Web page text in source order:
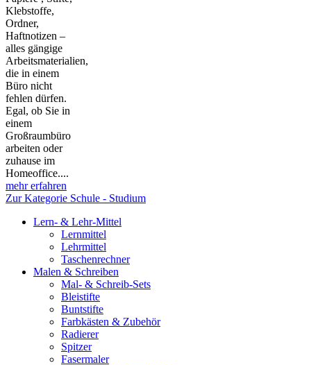
Klebstoffe,
Ordner,
Haftnotizen –
alles gängige
Arbeitsmaterialien,
die in einem
Büro nicht
fehlen dürfen.
Egal, ob Sie in
einem
Großraumbüro
arbeiten oder
zuhause im
Homeoffice....
mehr erfahren
Zur Kategorie Schule - Studium
Lern- & Lehr-Mittel
Lernmittel
Lehrmittel
Taschenrechner
Malen & Schreiben
Mal- & Schreib-Sets
Bleistifte
Buntstifte
Farbkästen & Zubehör
Radierer
Spitzer
Fasermaler